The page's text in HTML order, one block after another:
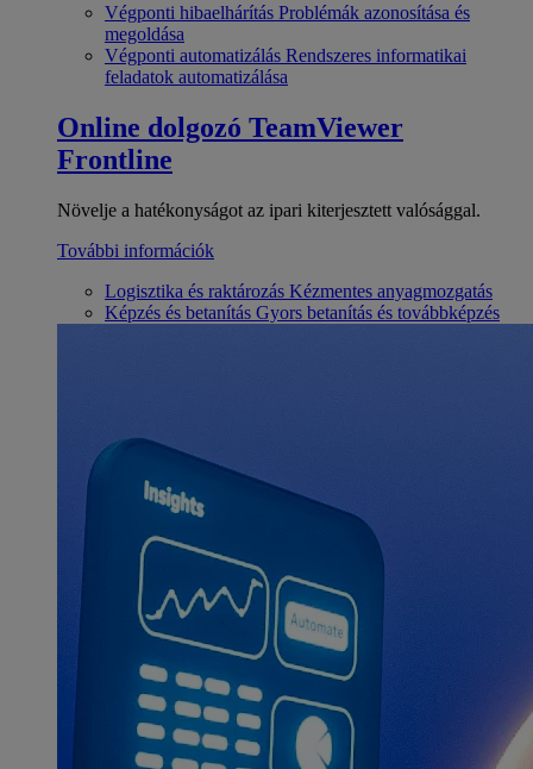
Végponti hibaelhárítás Problémák azonosítása és
megoldása
Végponti automatizálás Rendszeres informatikai
feladatok automatizálása
Online dolgozó TeamViewer
Frontline
Növelje a hatékonyságot az ipari kiterjesztett valósággal.
További információk
Logisztika és raktározás Kézmentes anyagmozgatás
Képzés és betanítás Gyors betanítás és továbbképzés